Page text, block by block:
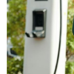
Noordzee
hangen
samen